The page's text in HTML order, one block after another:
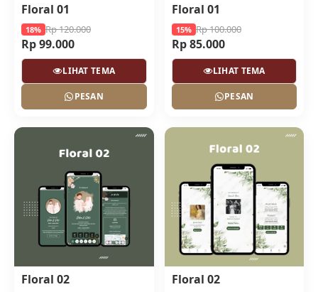
Floral 01
18% Rp 120.000
Rp 99.000
LIHAT TEMA
PESAN
Floral 01
15% Rp 100.000
Rp 85.000
LIHAT TEMA
PESAN
Floral 02 Floral 02